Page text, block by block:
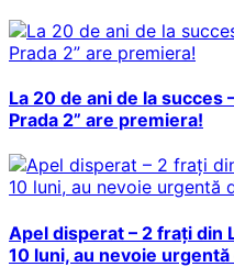
La 20 de ani de la succes
Prada 2” are premiera!
Apel disperat – 2 frați din
10 luni, au nevoie